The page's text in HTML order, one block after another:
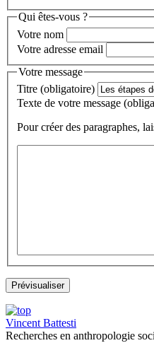
Qui êtes-vous ?
Votre nom
Votre adresse email
Votre message
Titre (obligatoire)
Texte de votre message
Pour créer des paragraphes,
Vincent Battesti
Recherches en anthropologie